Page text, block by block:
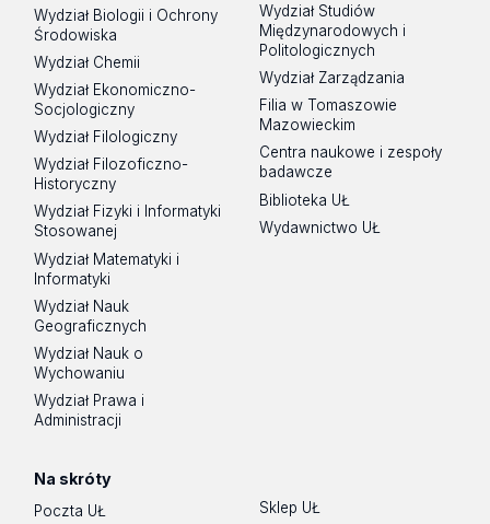
Wydział Biologii i Ochrony
Środowiska
Wydział Chemii
Wydział Ekonomiczno-
Socjologiczny
Wydział Filologiczny
Wydział Filozoficzno-
Historyczny
Wydział Fizyki i Informatyki
Stosowanej
Wydział Matematyki i
Informatyki
Wydział Nauk
Geograficznych
Wydział Nauk o
Wychowaniu
Wydział Prawa i
Administracji
Wydział Studiów
Międzynarodowych i
Politologicznych
Wydział Zarządzania
Filia w Tomaszowie
Mazowieckim
Centra naukowe i zespoły
badawcze
Biblioteka UŁ
Wydawnictwo UŁ
Na skróty
Poczta UŁ
Sklep UŁ